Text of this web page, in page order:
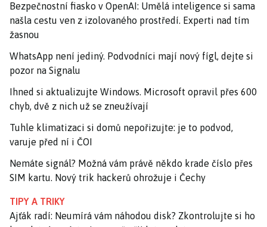
Bezpečnostní fiasko v OpenAI: Umělá inteligence si sama
našla cestu ven z izolovaného prostředí. Experti nad tím
žasnou
WhatsApp není jediný. Podvodníci mají nový fígl, dejte si
pozor na Signalu
Ihned si aktualizujte Windows. Microsoft opravil přes 600
chyb, dvě z nich už se zneužívají
Tuhle klimatizaci si domů nepořizujte: je to podvod,
varuje před ní i ČOI
Nemáte signál? Možná vám právě někdo krade číslo přes
SIM kartu. Nový trik hackerů ohrožuje i Čechy
TIPY A TRIKY
Ajťák radí: Neumírá vám náhodou disk? Zkontrolujte si ho